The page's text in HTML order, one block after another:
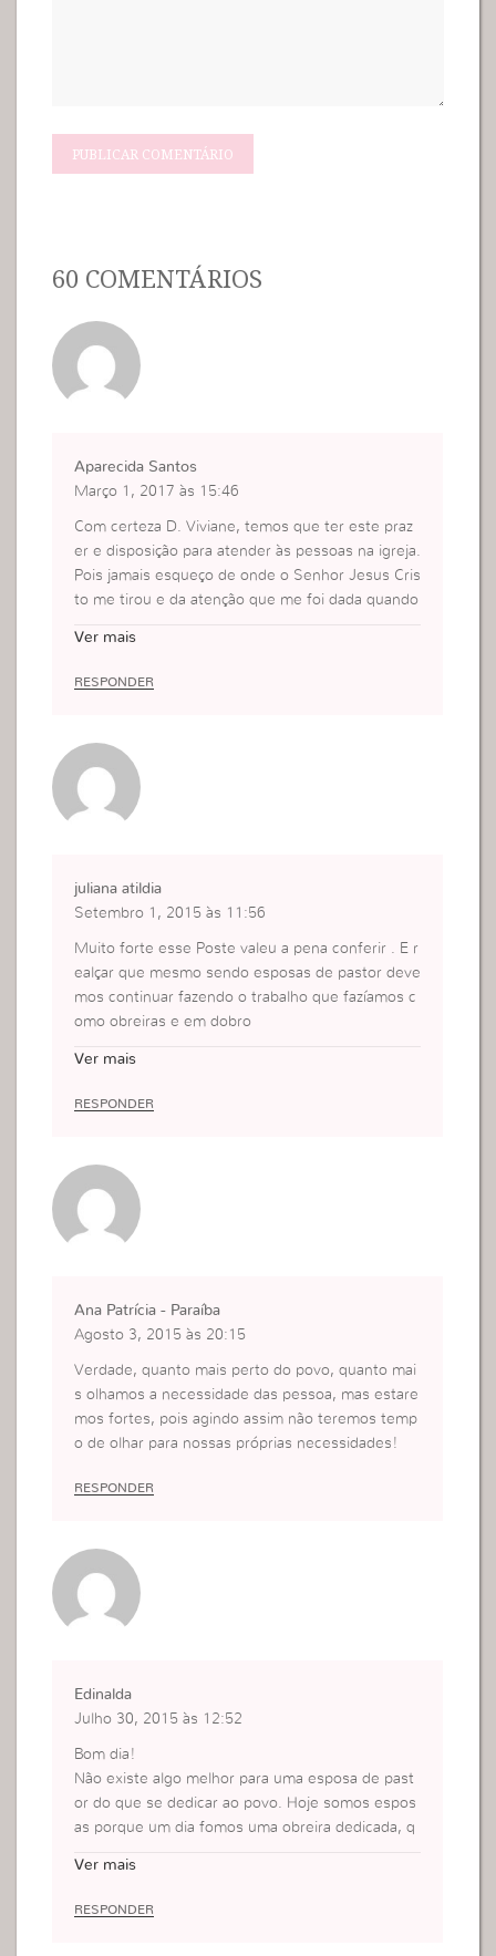
60 COMENTÁRIOS
Aparecida Santos
Março 1, 2017 às 15:46
Com certeza D. Viviane, temos que ter este praz
er e disposição para atender às pessoas na igreja.
Pois jamais esqueço de onde o Senhor Jesus Cris
to me tirou e da atenção que me foi dada quando
Ver mais
RESPONDER
juliana atildia
Setembro 1, 2015 às 11:56
Muito forte esse Poste valeu a pena conferir . E r
ealçar que mesmo sendo esposas de pastor deve
mos continuar fazendo o trabalho que fazíamos c
omo obreiras e em dobro
Ver mais
RESPONDER
Ana Patrícia - Paraíba
Agosto 3, 2015 às 20:15
Verdade, quanto mais perto do povo, quanto mai
s olhamos a necessidade das pessoa, mas estare
mos fortes, pois agindo assim não teremos temp
o de olhar para nossas próprias necessidades!
RESPONDER
Edinalda
Julho 30, 2015 às 12:52
Bom dia!
Não existe algo melhor para uma esposa de past
or do que se dedicar ao povo. Hoje somos espos
as porque um dia fomos uma obreira dedicada, q
Ver mais
RESPONDER